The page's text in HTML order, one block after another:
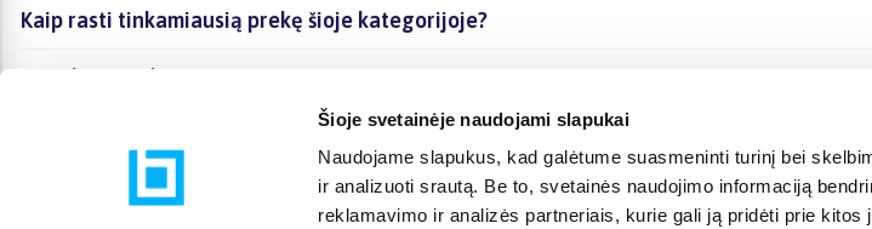
Šioje svetainėje naudojami slapukai
Naudojame slapukus, kad galėtume suasmeninti turinį bei
ir analizuoti srautą. Be to, svetainės naudojimo informaciją
reklamavimo ir analizės partneriais, kurie gali ją pridėti prie kitos
Kaip rasti tinkamiausią prekę šioje kategorijoje?
Ar galima prekę atsiimti vietoje?